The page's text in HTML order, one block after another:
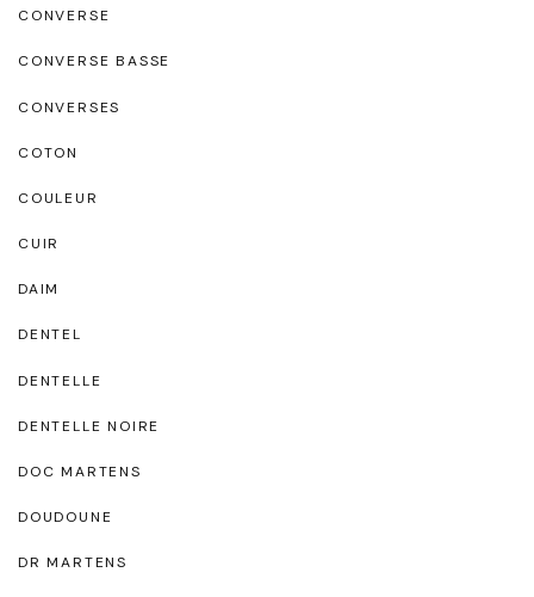
CONVERSE
CONVERSE BASSE
CONVERSES
COTON
COULEUR
CUIR
DAIM
DENTEL
DENTELLE
DENTELLE NOIRE
DOC MARTENS
DOUDOUNE
DR MARTENS